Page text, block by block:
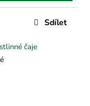
čaje
Sdílet